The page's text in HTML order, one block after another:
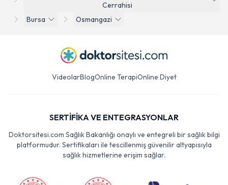
Cerrahisi
Bursa
Osmangazi
VideolarBlogOnline TerapiOnline Diyet
SERTİFİKA VE ENTEGRASYONLAR
Doktorsitesi.com Sağlık Bakanlığı onaylı ve entegreli bir sağlık bilgi
platformudur. Sertifikaları ile tescillenmiş güvenilir altyapısıyla
sağlık hizmetlerine erişim sağlar.